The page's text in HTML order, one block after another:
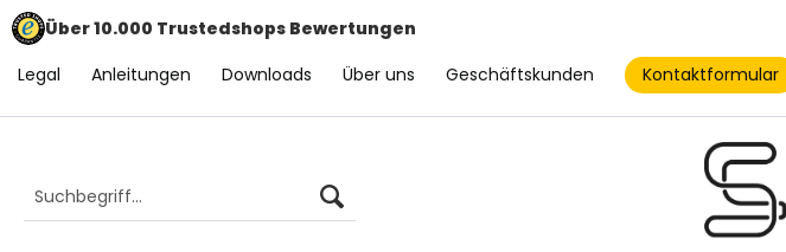
Über 10.000 Trustedshops Bewertungen
Legal
Anleitungen Downloads Über uns Geschäftskunden Kontaktformular